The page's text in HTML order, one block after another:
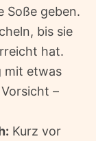
Soße geben.
bis sie
hat.
mit etwas
–
Kurz vor